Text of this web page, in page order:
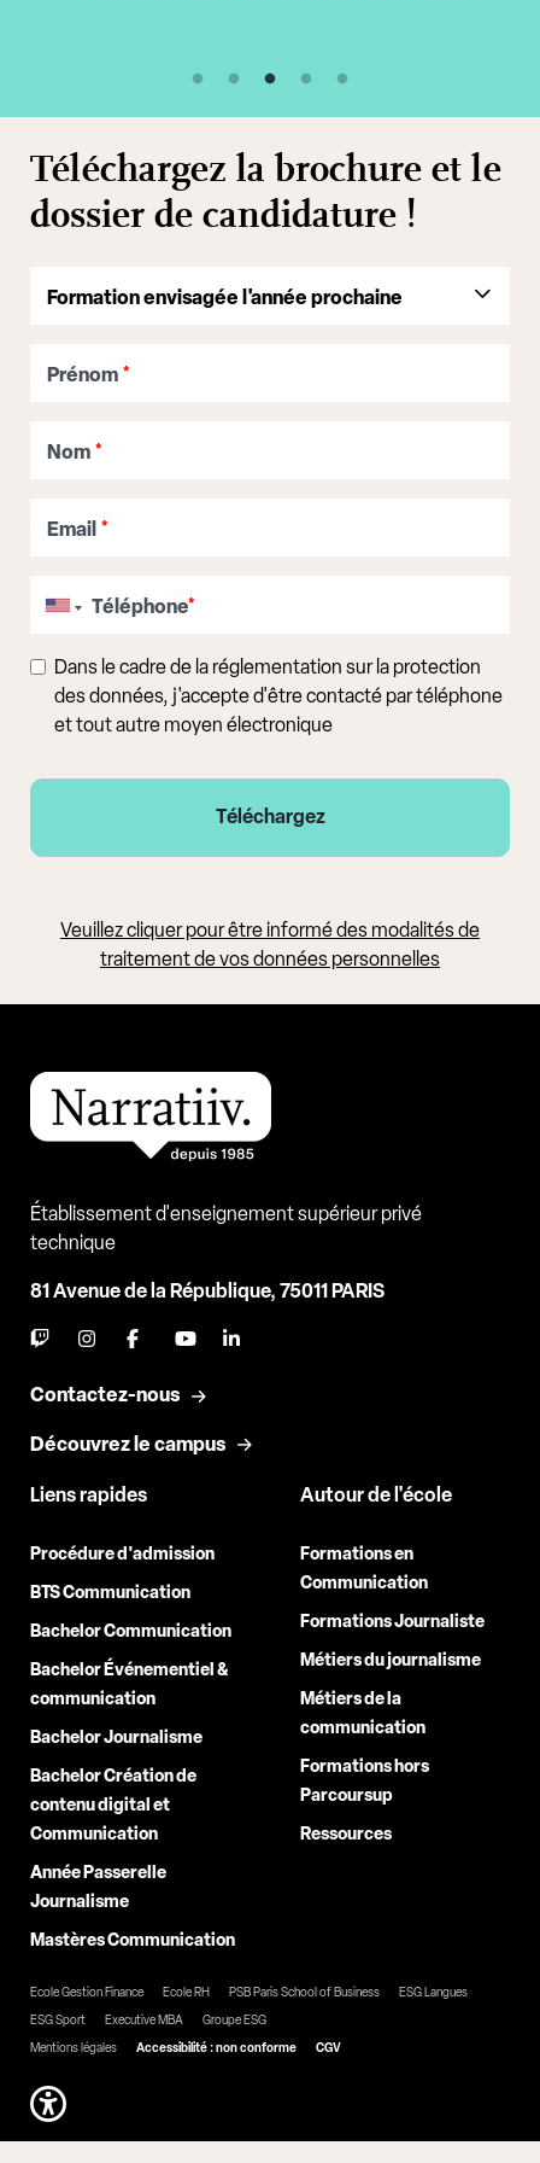
Téléchargez la brochure et le
dossier de candidature !
Prénom *
Nom *
Email *
Téléphone*
Dans le cadre de la réglementation sur la protection
des données, j'accepte d'être contacté par téléphone
et tout autre moyen électronique
Veuillez cliquer pour être informé des modalités de
traitement de vos données personnelles
Établissement d'enseignement supérieur privé
technique
81 Avenue de la République, 75011 PARIS
Contactez-nous
Découvrez le campus
Liens rapides
Procédure d'admission
BTS Communication
Bachelor Communication
Bachelor Événementiel &
communication
Bachelor Journalisme
Bachelor Création de
contenu digital et
Communication
Année Passerelle
Journalisme
Mastères Communication
Autour de l'école
Formations en
Communication
Formations Journaliste
Métiers du journalisme
Métiers de la
communication
Formations hors
Parcoursup
Ressources
Ecole Gestion Finance Ecole RH PSB Paris School of Business
ESG Langues
ESG Sport
Executive MBA
Groupe ESG
Mentions légales
Accessibilité : non conforme CGV